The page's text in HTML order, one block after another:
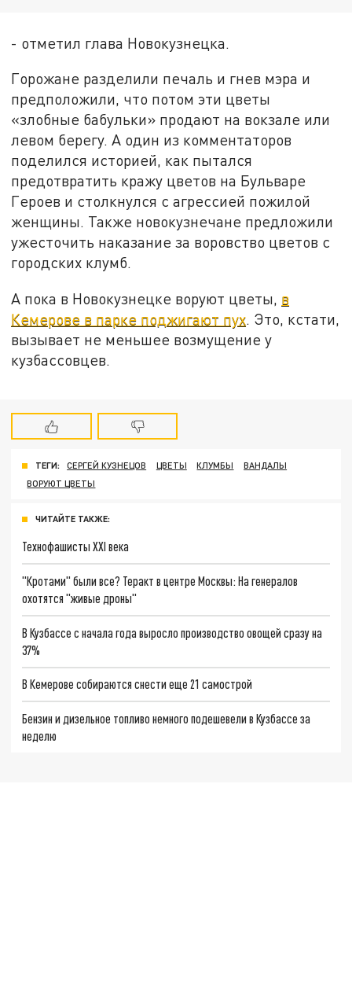
- отметил глава Новокузнецка.
Горожане разделили печаль и гнев мэра и
предположили, что потом эти цветы
«злобные бабульки» продают на вокзале или
левом берегу. А один из комментаторов
поделился историей, как пытался
предотвратить кражу цветов на Бульваре
Героев и столкнулся с агрессией пожилой
женщины. Также новокузнечане предложили
ужесточить наказание за воровство цветов с
городских клумб.
А пока в Новокузнецке воруют цветы, в
Кемерове в парке поджигают пух. Это, кстати,
вызывает не меньшее возмущение у
кузбассовцев.
ТЕГИ: СЕРГЕЙ КУЗНЕЦОВ ЦВЕТЫ КЛУМБЫ
ВАНДАЛЫ
ВОРУЮТ ЦВЕТЫ
ЧИТАЙТЕ ТАКЖЕ:
Технофашисты XXI века
"Кротами" были все? Теракт в центре Москвы: На генералов
охотятся "живые дроны"
В Кузбассе с начала года выросло производство овощей сразу на
37%
В Кемерове собираются снести еще 21 самострой
Бензин и дизельное топливо немного подешевели в Кузбассе за
неделю